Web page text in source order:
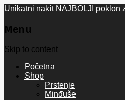
Unikatni nakit NAJBOLJI poklon
Menu
Skip to content
Početna
Shop
Prstenje
Minđuše